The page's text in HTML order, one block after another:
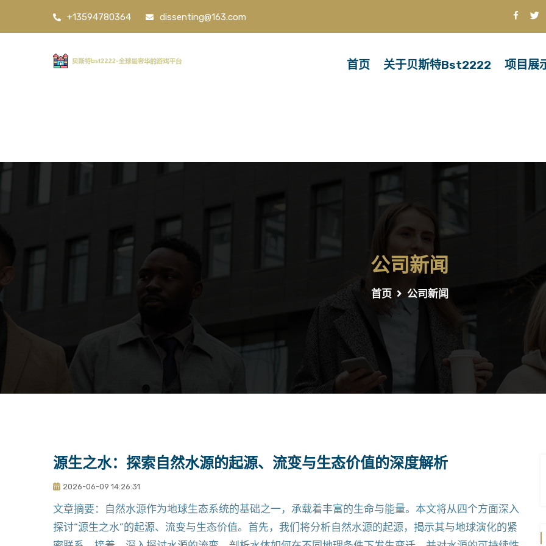
+13594780364 dissenting@163.com
首页 关于贝斯特bst2222 项目展
公司新闻
首页 公司新闻
源生之水：探索自然水源的起源、流变与生态价值的深度解析
2026-06-09 14:26:31
文章摘要：自然水源作为地球生态系统的基础之一，承载着丰富的生命与能量。本文将从四个方面深入
探讨“源生之水”的起源、流变与生态价值。首先，我们将分析自然水源的起源，揭示其与地球演化的紧